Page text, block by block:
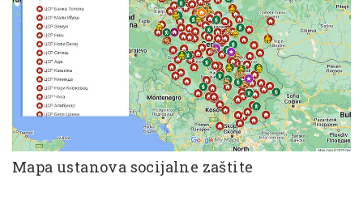
Mapa ustanova socijalne zaštite